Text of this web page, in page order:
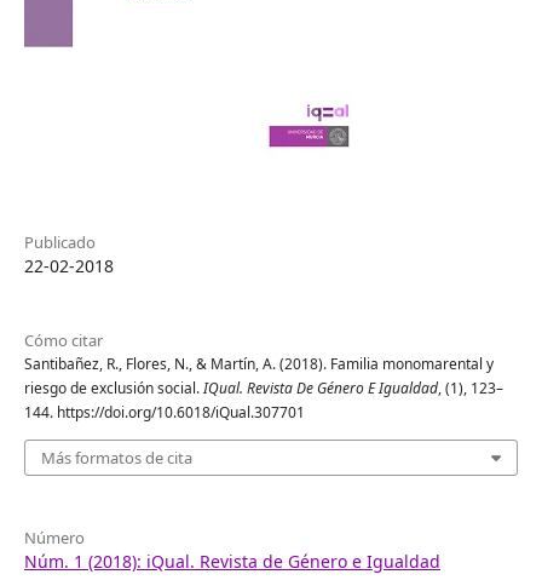
Publicado
22-02-2018
Cómo citar
Santibañez, R., Flores, N., & Martín, A. (2018). Familia monomarental y
riesgo de exclusión social.IQual. Revista De Género E Igualdad, (1), 123–
144. https://doi.org/10.6018/iQual.307701
Más formatos de cita
Número
Núm. 1 (2018): iQual. Revista de Género e Igualdad